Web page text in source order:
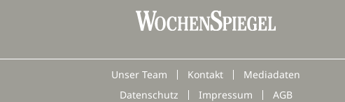
Unser Team Kontakt
Mediadaten
Datenschutz
Impressum
AGB